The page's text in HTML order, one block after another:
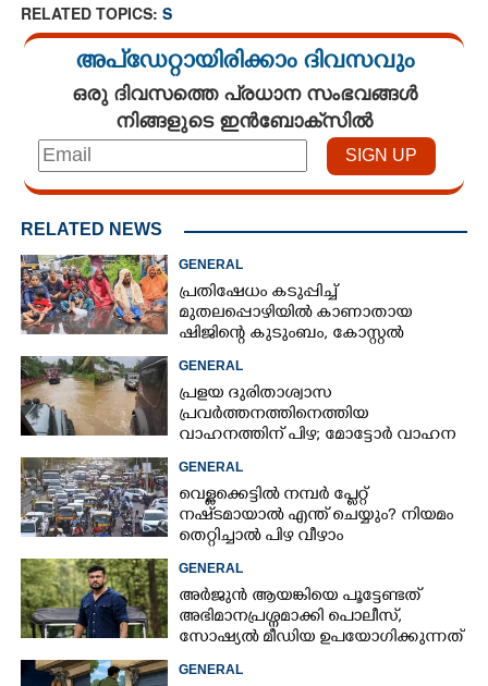
RELATED TOPICS: S
അപ്ഡേറ്റായിരിക്കാം ദിവസവും
ഒരു ദിവസത്തെ പ്രധാന സംഭവങ്ങൾ
നിങ്ങളുടെ ഇൻബോക്സിൽ
RELATED NEWS
GENERAL
പ്രതിഷേധം കടുപ്പിച്ച്
മുതലപ്പൊഴിയിൽ കാണാതായ
ഷിജിന്റെ കുടുംബം, കോസ്റ്റൽ
കുത്തിയിരിക്കുന്നു
GENERAL
പ്രളയ ദുരിതാശ്വാസ
പ്രവർത്തനത്തിനെത്തിയ
വാഹനത്തിന് പിഴ; മോട്ടോർ വാഹന
GENERAL
വെള്ളക്കെട്ടിൽ നമ്പർ പ്ലേറ്റ്
നഷ്‌ടമായാൽ എന്ത് ചെയ്യും? നിയമം
തെറ്റിച്ചാൽ പിഴ വീഴാം
GENERAL
അർജുൻ ആയങ്കിയെ പൂട്ടേണ്ടത്
അഭിമാനപ്രശ്നമാക്കി പൊലീസ്,
സാേഷ്യൽ മീഡിയ ഉപയോഗിക്കുന്നത്
GENERAL